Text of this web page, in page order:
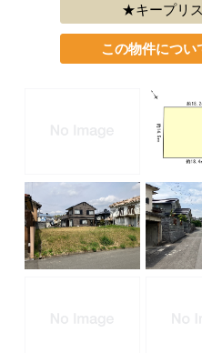
キープリ
この物件につい